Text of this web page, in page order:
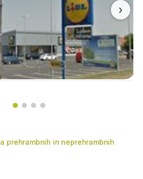
›
prehrambnih in neprehrambnih